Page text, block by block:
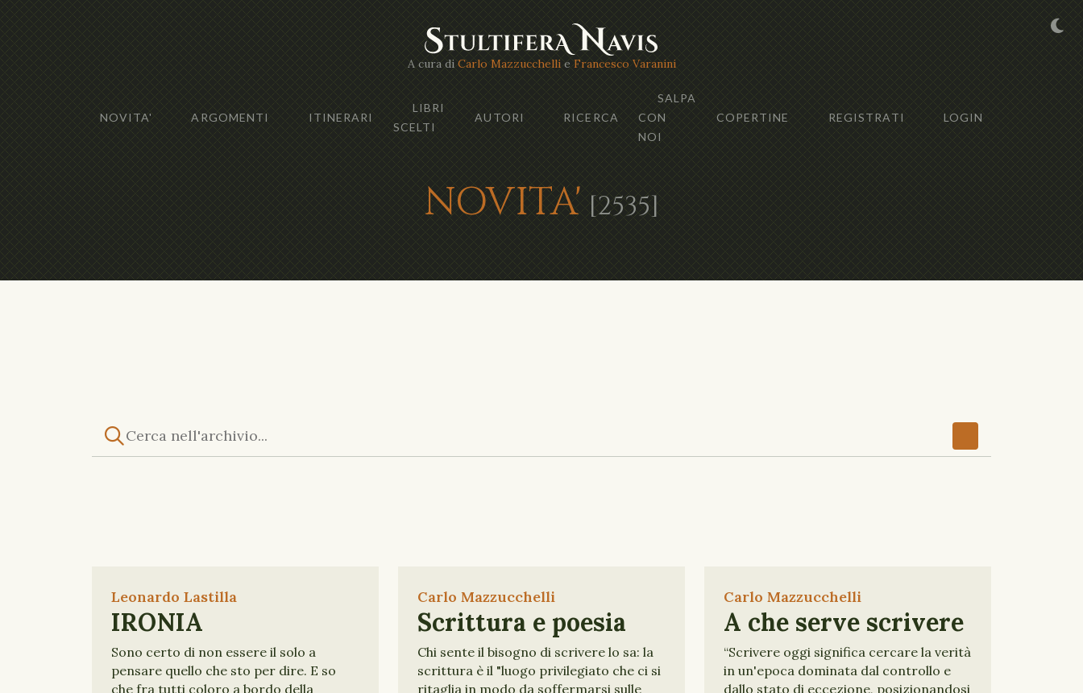
A cura di Carlo Mazzucchellie Francesco Varanini
NOVITA' ARGOMENTI ITINERARI
LIBRI
SCELTI
AUTORI RICERCA
SALPA
CON
NOI
COPERTINE REGISTRATI LOGIN
NOVITA' [2535]
Leonardo Lastilla
IRONIA
Sono certo di non essere il solo a
pensare quello che sto per dire. E so
che fra tutti coloro a bordo della
Carlo Mazzucchelli
Scrittura e poesia
Chi sente il bisogno di scrivere lo sa: la
scrittura è il "luogo privilegiato che ci si
ritaglia in modo da soffermarsi sulle
Carlo Mazzucchelli
A che serve scrivere
“Scrivere oggi significa cercare la verità
in un'epoca dominata dal controllo e
dallo stato di eccezione, posizionandosi